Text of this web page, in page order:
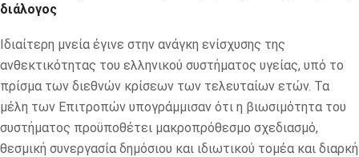
διάλογος
Ιδιαίτερη μνεία έγινε στην ανάγκη ενίσχυσης της
ανθεκτικότητας του ελληνικού συστήματος υγείας, υπό το
πρίσμα των διεθνών κρίσεων των τελευταίων ετών. Τα
μέλη των Επιτροπών υπογράμμισαν ότι η βιωσιμότητα του
συστήματος προϋποθέτει μακροπρόθεσμο σχεδιασμό,
θεσμική συνεργασία δημόσιου και ιδιωτικού τομέα και διαρκή